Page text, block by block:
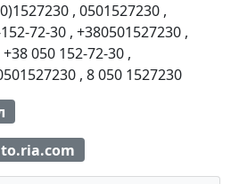
, 0501527230 ,
72-30 , +380501527230 ,
+38 050 152-72-30 ,
, 8 050 1527230